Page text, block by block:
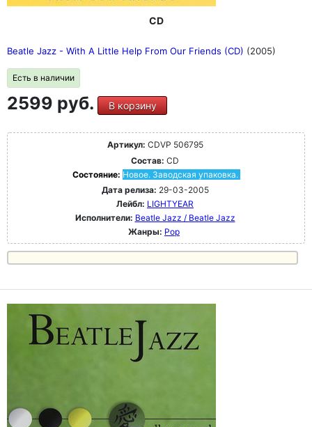
CD
Beatle Jazz - With A Little Help From Our Friends (CD) (2005)
Есть в наличии
2599 руб. В корзину
Артикул: CDVP 506795
Состав: CD
Состояние: Новое. Заводская упаковка.
Дата релиза: 29-03-2005
Лейбл: LIGHTYEAR
Исполнители: Beatle Jazz / Beatle Jazz
Жанры: Pop